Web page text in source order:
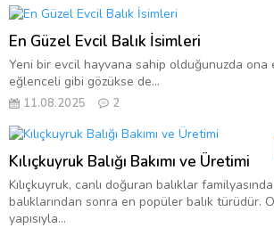
En Güzel Evcil Balık İsimleri
Yeni bir evcil hayvana sahip olduğunuzda ona
eğlenceli gibi gözükse de...
11.08.2025 2
Kılıçkuyruk Balığı Bakımı ve Üretimi
Kılıçkuyruk, canlı doğuran balıklar
balıklarından sonra en popüler balık türüdür.
yapısıyla...